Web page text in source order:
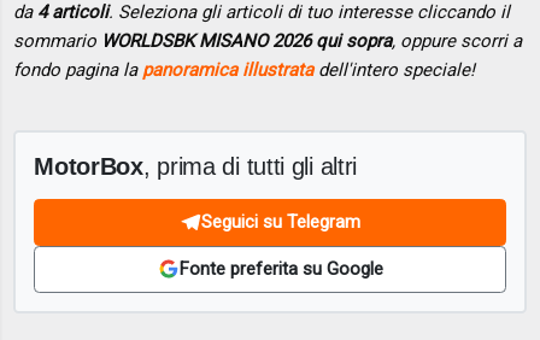
da 4 articoli. Seleziona gli articoli di tuo interesse cliccando il
sommario WORLDSBK MISANO 2026 qui sopra, oppure scorri a
fondo pagina la panoramica illustratadell'intero speciale!
MotorBox, prima di tutti gli altri
Seguici su Telegram
Fonte preferita su Google